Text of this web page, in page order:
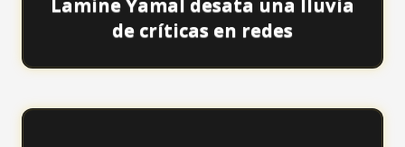
de críticas en redes